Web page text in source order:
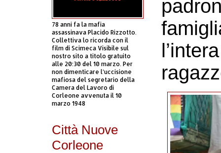
78 anni fa la mafia
assassinava Placido Rizzotto.
Collettiva lo ricorda con il
film di Scimeca Visibile sul
nostro sito a titolo gratuito
alle 20:30 del 10 marzo. Per
non dimenticare l’uccisione
mafiosa del segretario della
Camera del Lavoro di
Corleone avvenuta il 10
marzo 1948
Città Nuove
Corleone